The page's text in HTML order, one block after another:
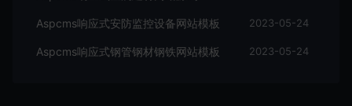
Aspcms响应式安防监控设备网站模板 2023-05-24
Aspcms响应式钢管钢材钢铁网站模板 2023-05-24